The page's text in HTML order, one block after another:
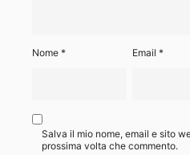
Nome * Email*
Salva il mio nome, email e sito
prossima volta che commento.